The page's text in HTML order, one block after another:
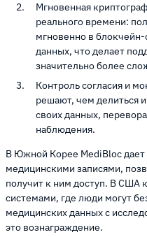
Мгновенная
реального времени:
мгновенно в
данных, что делает
значительно более
Контроль согласия и
решают, чем делиться
своих данных,
наблюдения.
В Южной Корее MediBloc дает
медицинскими записями,
получит к ним доступ. В США
системами, где люди могут
медицинских данных с
это вознаграждение.